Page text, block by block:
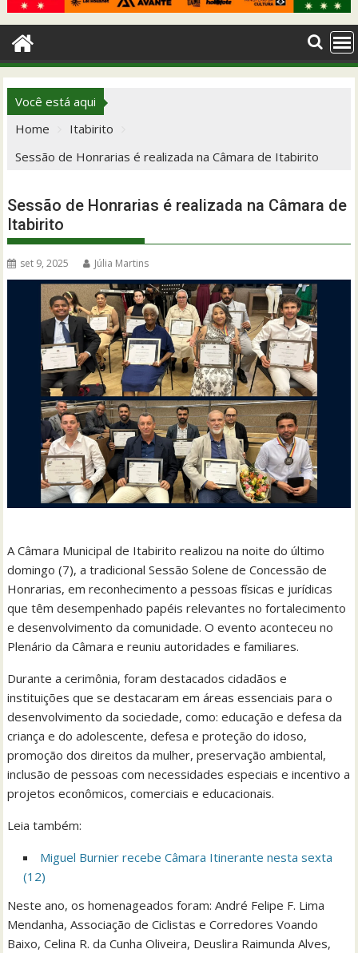
Você está aqui
Home
Itabirito
Sessão de Honrarias é realizada na Câmara de Itabirito
Sessão de Honrarias é realizada na Câmara de
Itabirito
set 9, 2025 Júlia Martins
A Câmara Municipal de Itabirito realizou na noite do último
domingo (7), a tradicional Sessão Solene de Concessão de
Honrarias, em reconhecimento a pessoas físicas e jurídicas
que têm desempenhado papéis relevantes no fortalecimento
e desenvolvimento da comunidade. O evento aconteceu no
Plenário da Câmara e reuniu autoridades e familiares.
Durante a cerimônia, foram destacados cidadãos e
instituições que se destacaram em áreas essenciais para o
desenvolvimento da sociedade, como: educação e defesa da
criança e do adolescente, defesa e proteção do idoso,
promoção dos direitos da mulher, preservação ambiental,
inclusão de pessoas com necessidades especiais e incentivo a
projetos econômicos, comerciais e educacionais.
Leia também:
Miguel Burnier recebe Câmara Itinerante nesta sexta
(12)
Neste ano, os homenageados foram: André Felipe F. Lima
Mendanha, Associação de Ciclistas e Corredores Voando
Baixo, Celina R. da Cunha Oliveira, Deuslira Raimunda Alves,